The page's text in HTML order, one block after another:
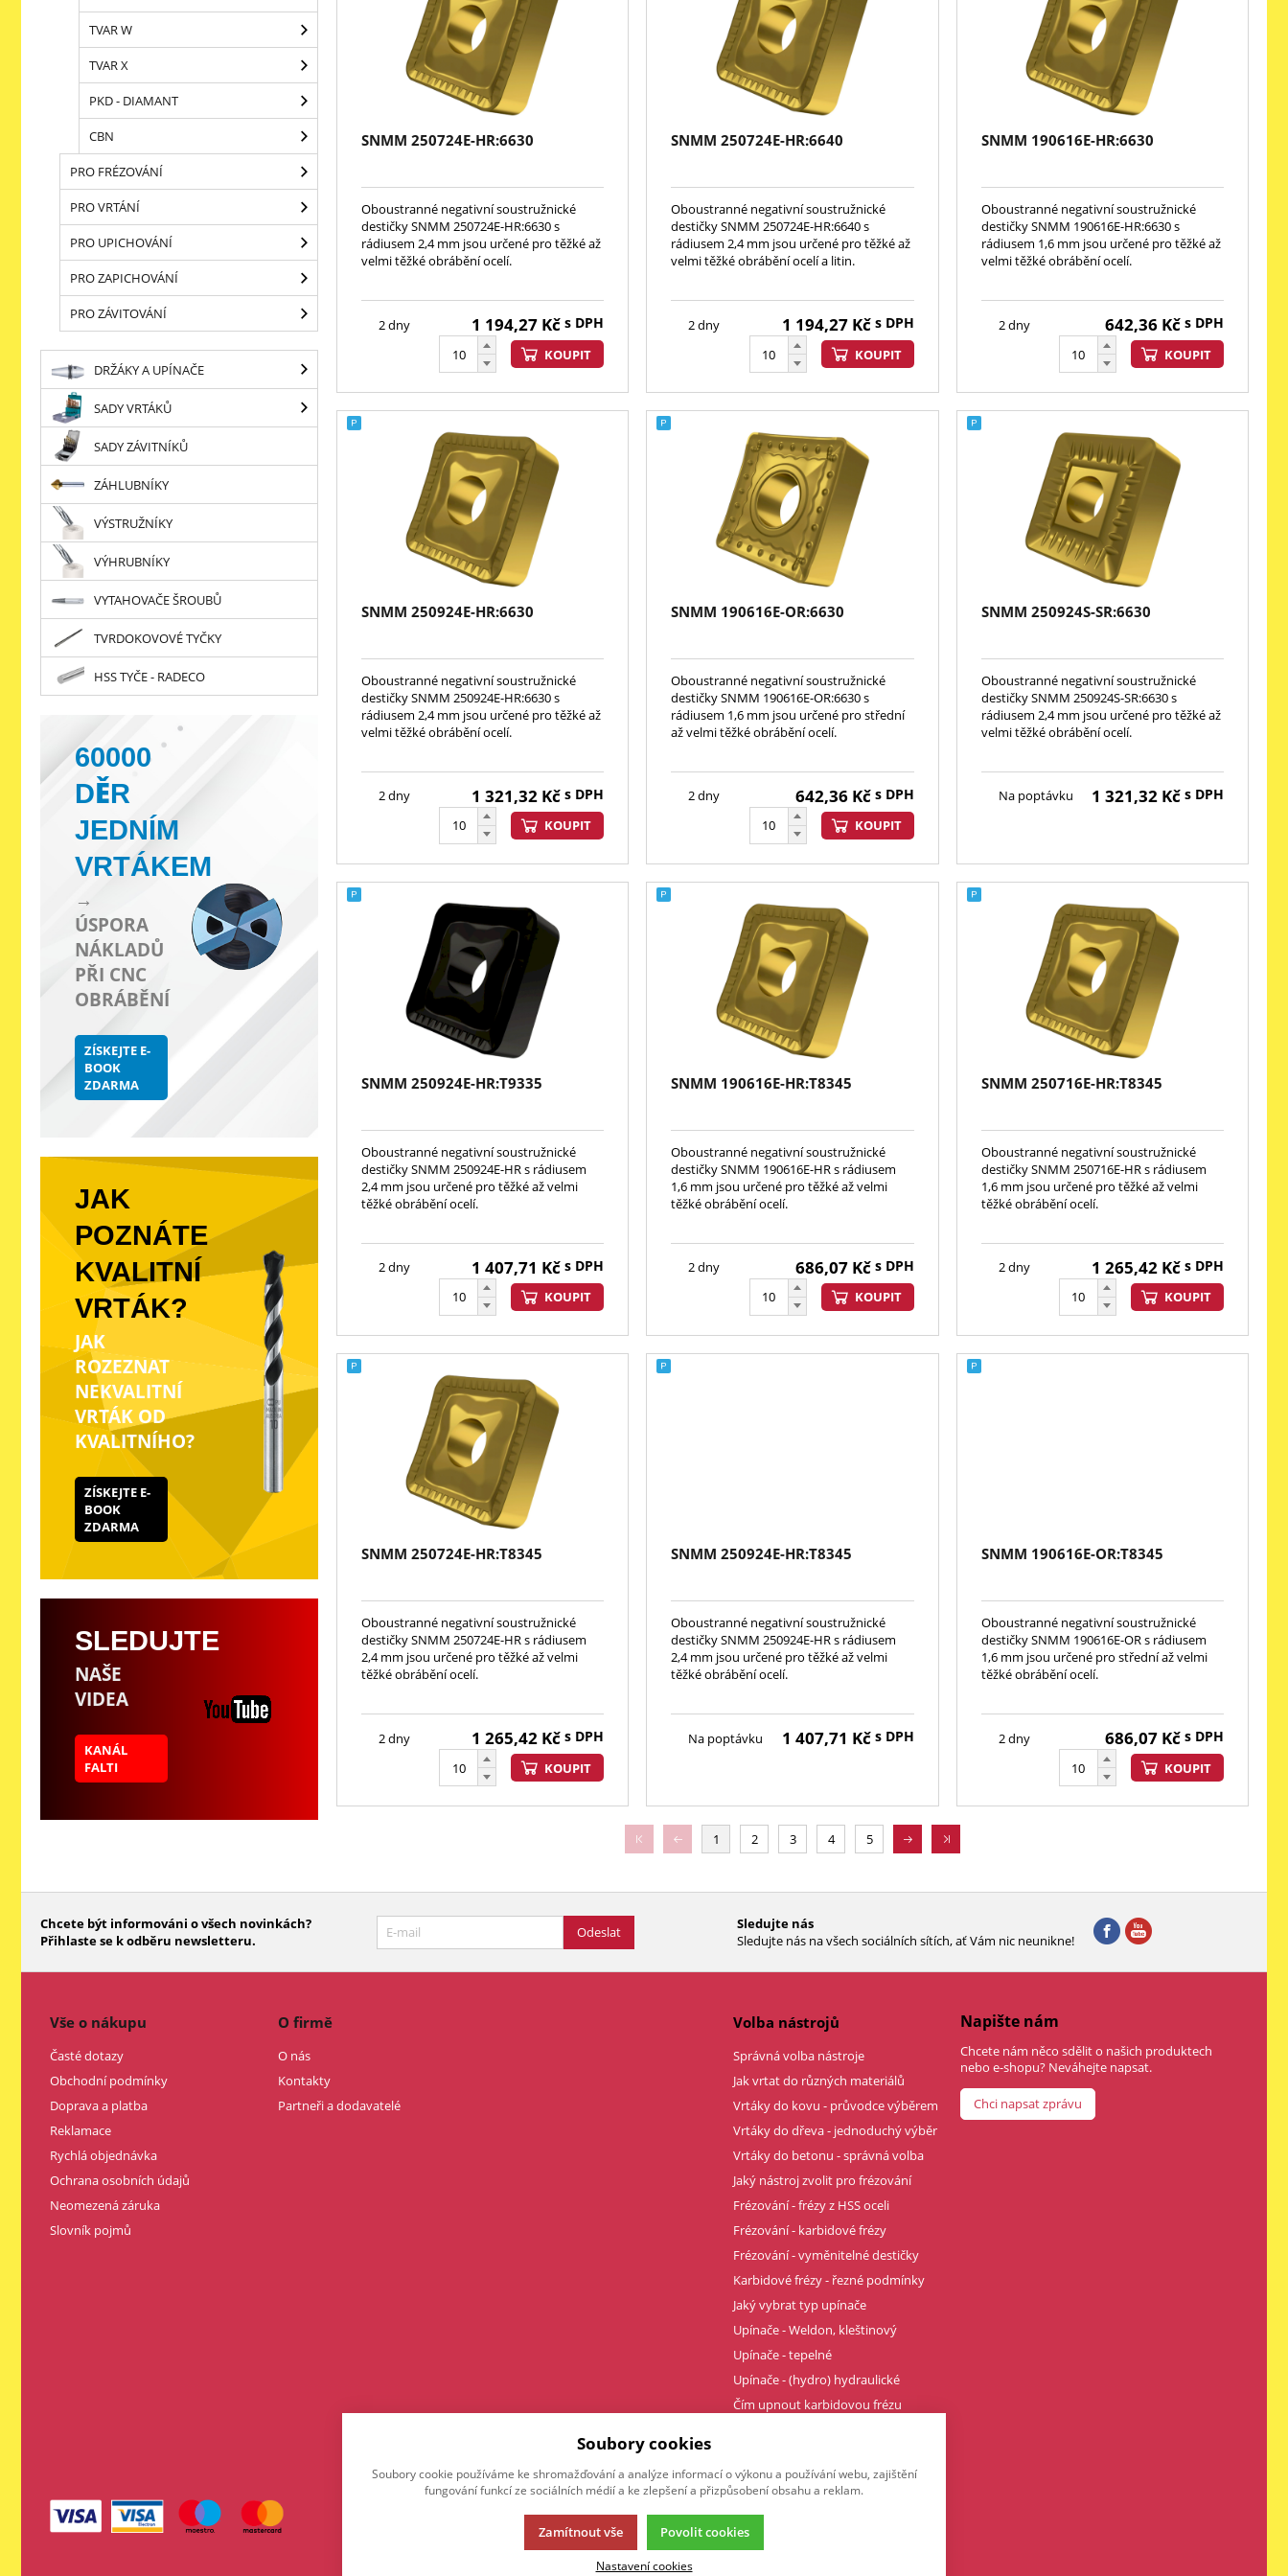
SNMM 250724E-HR:6630
Oboustranné negativní soustružnické
destičky SNMM 250724E-HR:6630 s
rádiusem 2,4 mm jsou určené pro těžké až
velmi těžké obrábění ocelí.
2 dny 1 194,27 Kčs DPH
KOUPIT
SNMM 250724E-HR:6640
Oboustranné negativní soustružnické
destičky SNMM 250724E-HR:6640 s
rádiusem 2,4 mm jsou určené pro těžké až
velmi těžké obrábění ocelí a litin.
2 dny 1 194,27Kč s DPH
KOUPIT
SNMM 190616E-HR:6630
Oboustranné negativní soustružnické
destičky SNMM 190616E-HR:6630 s
rádiusem 1,6 mm jsou určené pro těžké až
velmi těžké obrábění ocelí.
2 dny 642,36Kč s DPH
KOUPIT
SNMM 250924E-HR:6630
Oboustranné negativní soustružnické
destičky SNMM 250924E-HR:6630 s
rádiusem 2,4 mm jsou určené pro těžké až
velmi těžké obrábění ocelí.
2 dny 1 321,32 Kčs DPH
KOUPIT
SNMM 190616E-OR:6630
Oboustranné negativní soustružnické
destičky SNMM 190616E-OR:6630 s
rádiusem 1,6 mm jsou určené pro střední
až velmi těžké obrábění ocelí.
2 dny 642,36Kč s DPH
KOUPIT
SNMM 250924S-SR:6630
Oboustranné negativní soustružnické
destičky SNMM 250924S-SR:6630 s
rádiusem 2,4 mm jsou určené pro těžké až
velmi těžké obrábění ocelí.
Na poptávku 1 321,32Kč s DPH
SNMM 250924E-HR:T9335
Oboustranné negativní soustružnické
destičky SNMM 250924E-HR s rádiusem
2,4 mm jsou určené pro těžké až velmi
těžké obrábění ocelí.
2 dny 1 407,71 Kčs DPH
KOUPIT
SNMM 190616E-HR:T8345
Oboustranné negativní soustružnické
destičky SNMM 190616E-HR s rádiusem
1,6 mm jsou určené pro těžké až velmi
těžké obrábění ocelí.
2 dny 686,07Kč s DPH
KOUPIT
SNMM 250716E-HR:T8345
Oboustranné negativní soustružnické
destičky SNMM 250716E-HR s rádiusem
1,6 mm jsou určené pro těžké až velmi
těžké obrábění ocelí.
2 dny 1 265,42Kč s DPH
KOUPIT
SNMM 250724E-HR:T8345
Oboustranné negativní soustružnické
destičky SNMM 250724E-HR s rádiusem
2,4 mm jsou určené pro těžké až velmi
těžké obrábění ocelí.
2 dny 1 265,42 Kčs DPH
KOUPIT
SNMM 250924E-HR:T8345
Oboustranné negativní soustružnické
destičky SNMM 250924E-HR s rádiusem
2,4 mm jsou určené pro těžké až velmi
těžké obrábění ocelí.
Na poptávku 1 407,71 Kč s DPH
SNMM 190616E-OR:T8345
Oboustranné negativní soustružnické
destičky SNMM 190616E-OR s rádiusem
1,6 mm jsou určené pro střední až velmi
těžké obrábění ocelí.
2 dny 686,07Kč s DPH
KOUPIT
1 2 3 4 5
TVAR W
TVAR X
PKD - DIAMANT
CBN
PRO FRÉZOVÁNÍ
PRO VRTÁNÍ
PRO UPICHOVÁNÍ
PRO ZAPICHOVÁNÍ
PRO ZÁVITOVÁNÍ
DRŽÁKY A UPÍNAČE
SADY VRTÁKŮ
SADY ZÁVITNÍKŮ
ZÁHLUBNÍKY
VÝSTRUŽNÍKY
VÝHRUBNÍKY
VYTAHOVAČE ŠROUBŮ
TVRDOKOVOVÉ TYČKY
HSS TYČE - RADECO
60000
DĚR
JEDNÍM
VRTÁKEM
→
ÚSPORA
NÁKLADŮ
PŘI CNC
OBRÁBĚNÍ
ZÍSKEJTE E-
BOOK
ZDARMA
JAK
POZNÁTE
KVALITNÍ
VRTÁK?
JAK
ROZEZNAT
NEKVALITNÍ
VRTÁK OD
KVALITNÍHO?
ZÍSKEJTE E-
BOOK
ZDARMA
SLEDUJTE
NAŠE
VIDEA
KANÁL
FALTI
Chcete být informováni o všech novinkách?
Přihlaste se k odběru newsletteru.
Odeslat
Sledujte nás
Sledujte nás na všech sociálních sítích, ať Vám nic neunikne!
Vše o nákupu
Časté dotazy
Obchodní podmínky
Doprava a platba
Reklamace
Rychlá objednávka
Ochrana osobních údajů
Neomezená záruka
Slovník pojmů
O firmě
O nás
Kontakty
Partneři a dodavatelé
Volba nástrojů
Správná volba nástroje
Jak vrtat do různých materiálů
Vrtáky do kovu - průvodce výběrem
Vrtáky do dřeva - jednoduchý výběr
Vrtáky do betonu - správná volba
Jaký nástroj zvolit pro frézování
Frézování - frézy z HSS oceli
Frézování - karbidové frézy
Frézování - vyměnitelné destičky
Karbidové frézy - řezné podmínky
Jaký vybrat typ upínače
Upínače - Weldon, kleštinový
Upínače - tepelné
Upínače - (hydro) hydraulické
Čím upnout karbidovou frézu
Napište nám
Chcete nám něco sdělit o našich produktech
nebo e-shopu? Neváhejte napsat.
Chci napsat zprávu
Soubory cookies
Soubory cookie používáme ke shromažďování a analýze informací o výkonu a používání webu, zajištění
fungování funkcí ze sociálních médií a ke zlepšení a přizpůsobení obsahu a reklam.
Zamítnout vše Povolit cookies
Nastavení cookies